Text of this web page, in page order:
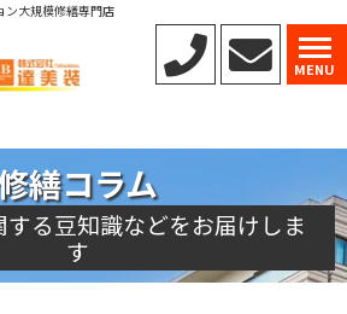
MENU
ン大規模修繕専門店
繕コラム
る豆知識などをお届けしま
す